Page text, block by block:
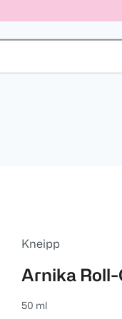
Kneipp
Arnika
50 ml